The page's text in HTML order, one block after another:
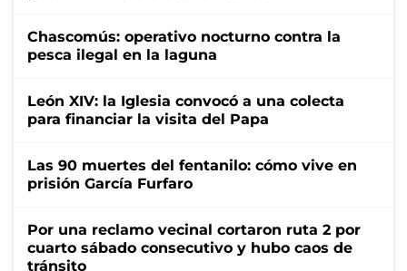
Chascomús: operativo nocturno contra la
pesca ilegal en la laguna
León XIV: la Iglesia convocó a una colecta
para financiar la visita del Papa
Las 90 muertes del fentanilo: cómo vive en
prisión García Furfaro
Por una reclamo vecinal cortaron ruta 2 por
cuarto sábado consecutivo y hubo caos de
tránsito